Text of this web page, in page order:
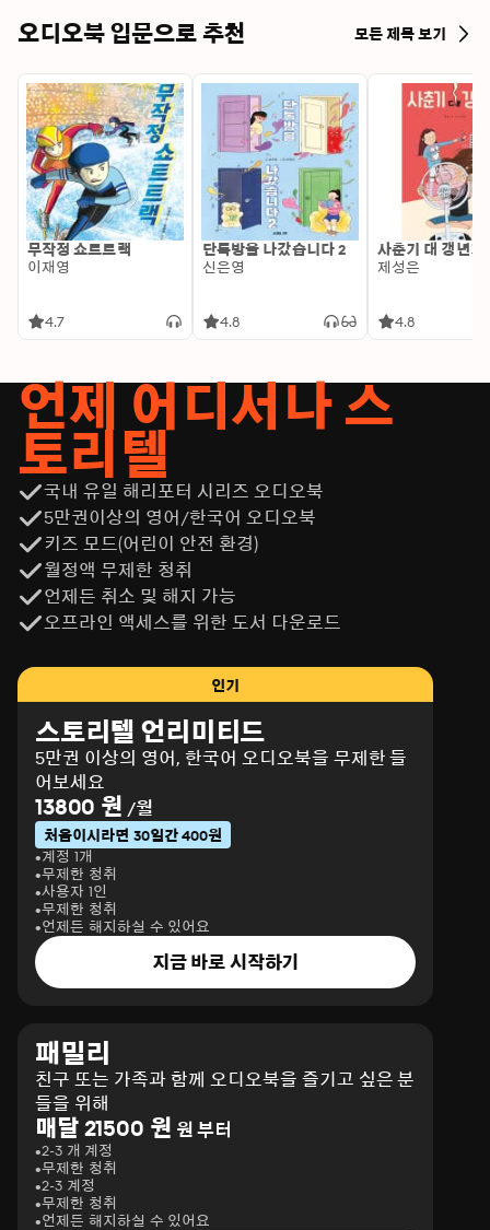
오디오북 입문으로 추천 모든 제목 보기
무작정 쇼트트랙
이재영
4.7
단톡방을 나갔습니다 2
신은영
4.8
사춘기 대 갱년기
제성은
4.8
언제 어디서나 스
토리텔
국내 유일 해리포터 시리즈 오디오북
5만권이상의 영어/한국어 오디오북
키즈 모드(어린이 안전 환경)
월정액 무제한 청취
언제든 취소 및 해지 가능
오프라인 액세스를 위한 도서 다운로드
인기
스토리텔 언리미티드
5만권 이상의 영어, 한국어 오디오북을 무제한 들
어보세요
13800 원 /월
처음이시라면 30일간 400원
계정 1개
무제한 청취
사용자 1인
무제한 청취
언제든 해지하실 수 있어요
지금 바로 시작하기
패밀리
친구 또는 가족과 함께 오디오북을 즐기고 싶은 분
들을 위해
매달 21500 원 원 부터
2-3 개 계정
무제한 청취
2-3 계정
무제한 청취
언제든 해지하실 수 있어요